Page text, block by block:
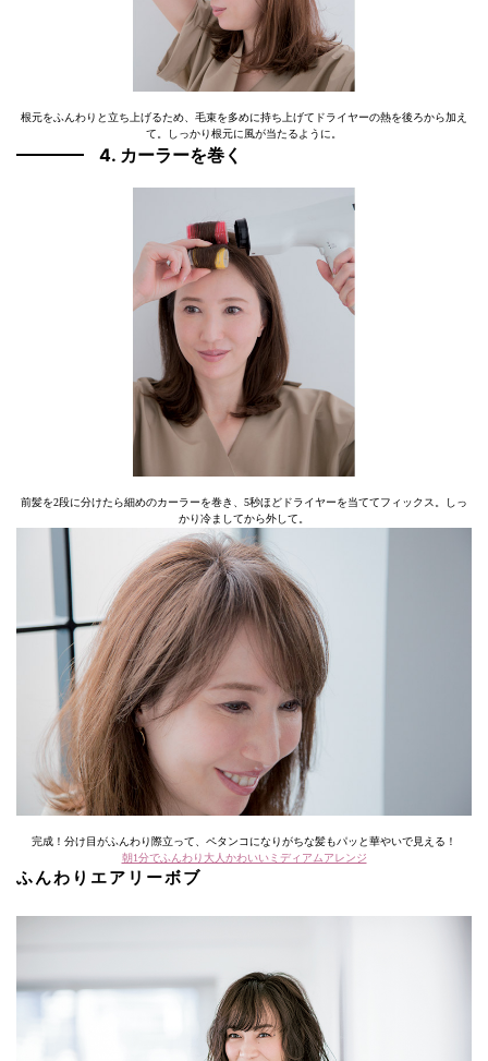
根元をふんわりと立ち上げるため、毛束を多めに持ち上げてドライヤーの熱を後ろから加え
て。しっかり根元に風が当たるように。
4. カーラーを巻く
前髪を2段に分けたら細めのカーラーを巻き、5秒ほどドライヤーを当ててフィックス。しっ
かり冷ましてから外して。
完成！分け目がふんわり際立って、ペタンコになりがちな髪もパッと華やいで見える！
朝1分でふんわり大人かわいいミディアムアレンジ
ふんわりエアリーボブ